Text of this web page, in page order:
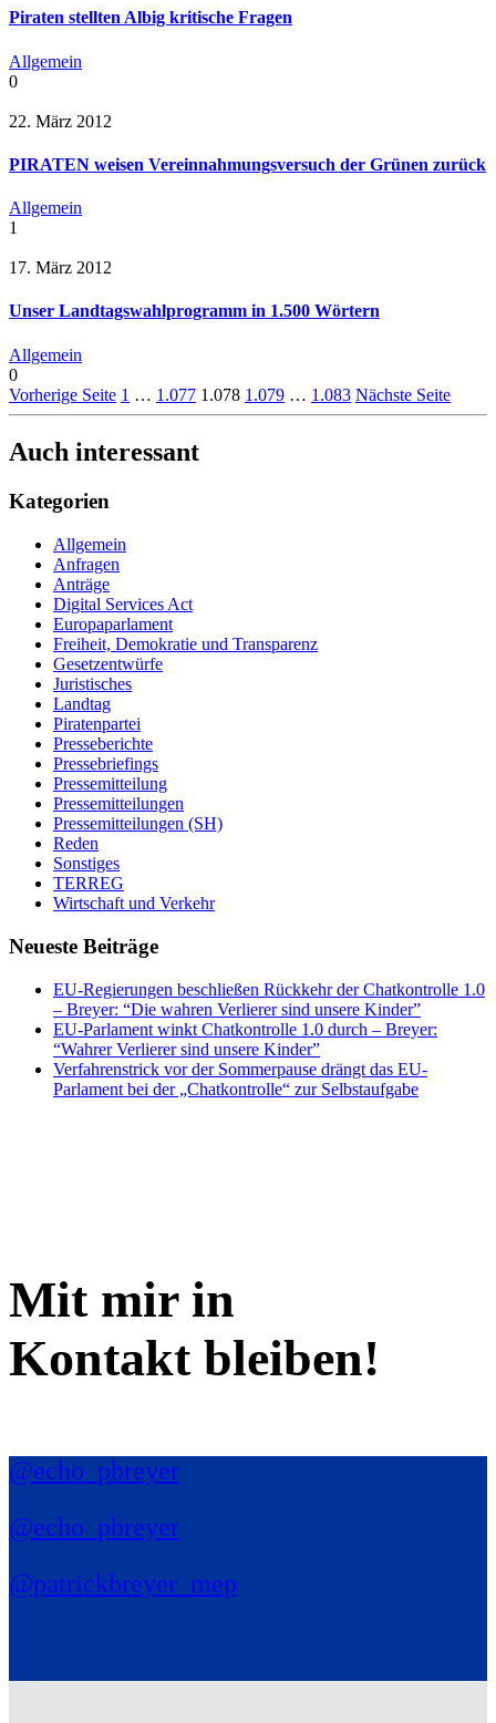
Piraten stellten Albig kritische Fragen
Allgemein
0
22. März 2012
PIRATEN weisen Vereinnahmungsversuch der Grünen zurück
Allgemein
1
17. März 2012
Unser Landtagswahlprogramm in 1.500 Wörtern
Allgemein
0
Vorherige Seite 1 … 1.077 1.078 1.079 … 1.083 Nächste Seite
Auch interessant
Kategorien
Allgemein
Anfragen
Anträge
Digital Services Act
Europaparlament
Freiheit, Demokratie und Transparenz
Gesetzentwürfe
Juristisches
Landtag
Piratenpartei
Presseberichte
Pressebriefings
Pressemitteilung
Pressemitteilungen
Pressemitteilungen (SH)
Reden
Sonstiges
TERREG
Wirtschaft und Verkehr
Neueste Beiträge
EU-Regierungen beschließen Rückkehr der Chatkontrolle 1.0
– Breyer: “Die wahren Verlierer sind unsere Kinder”
EU-Parlament winkt Chatkontrolle 1.0 durch – Breyer:
“Wahrer Verlierer sind unsere Kinder”
Verfahrenstrick vor der Sommerpause drängt das EU-
Parlament bei der „Chatkontrolle“ zur Selbstaufgabe
Mit mir in
Kontakt bleiben!
@echo_pbreyer
@echo_pbreyer
@patrickbreyer_mep